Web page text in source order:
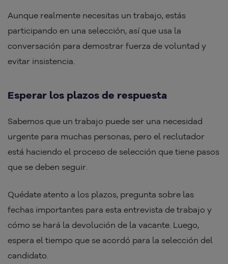
Aunque realmente necesitas un trabajo, estás
participando en una selección, así que usa la
conversación para demostrar fuerza de voluntad y
evitar insistencia.
Esperar los plazos de respuesta
Sabemos que un trabajo puede ser una necesidad
urgente para muchas personas, pero el reclutador
está haciendo el proceso de selección que tiene pasos
que se deben seguir.
Quédate atento a los plazos, pregunta sobre las
fechas importantes para esta entrevista de trabajo y
cómo se hará la devolución de la vacante. Luego,
espera el tiempo que se acordó para la selección del
candidato.